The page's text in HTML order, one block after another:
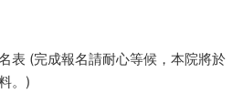
表 (完成報名請耐心等候，本院將於
。)